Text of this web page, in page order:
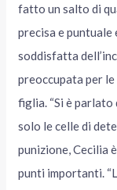
fatto un salto di
precisa e puntuale
soddisfatta
preoccupata per
figlia. “Si è parlato
solo le celle di
punizione, Cecilia
punti importanti.